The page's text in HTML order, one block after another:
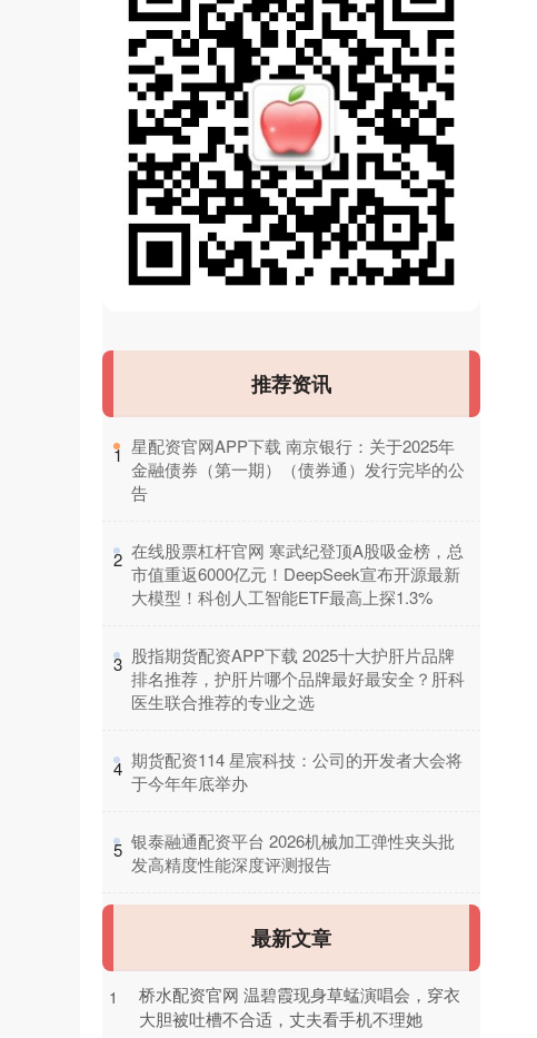
推荐资讯
1 ​星配资官网APP下载 南京银行：关于2025年
金融债券（第一期）（债券通）发行完毕的公
告
2 ​在线股票杠杆官网 寒武纪登顶A股吸金榜，总
市值重返6000亿元！DeepSeek宣布开源最新
大模型！科创人工智能ETF最高上探1.3%
3 ​股指期货配资APP下载 2025十大护肝片品牌
排名推荐，护肝片哪个品牌最好最安全？肝科
医生联合推荐的专业之选
4 ​期货配资114 星宸科技：公司的开发者大会将
于今年年底举办
5 ​银泰融通配资平台 2026机械加工弹性夹头批
发高精度性能深度评测报告
最新文章
1
桥水配资官网 温碧霞现身草蜢演唱会，穿衣
大胆被吐槽不合适，丈夫看手机不理她